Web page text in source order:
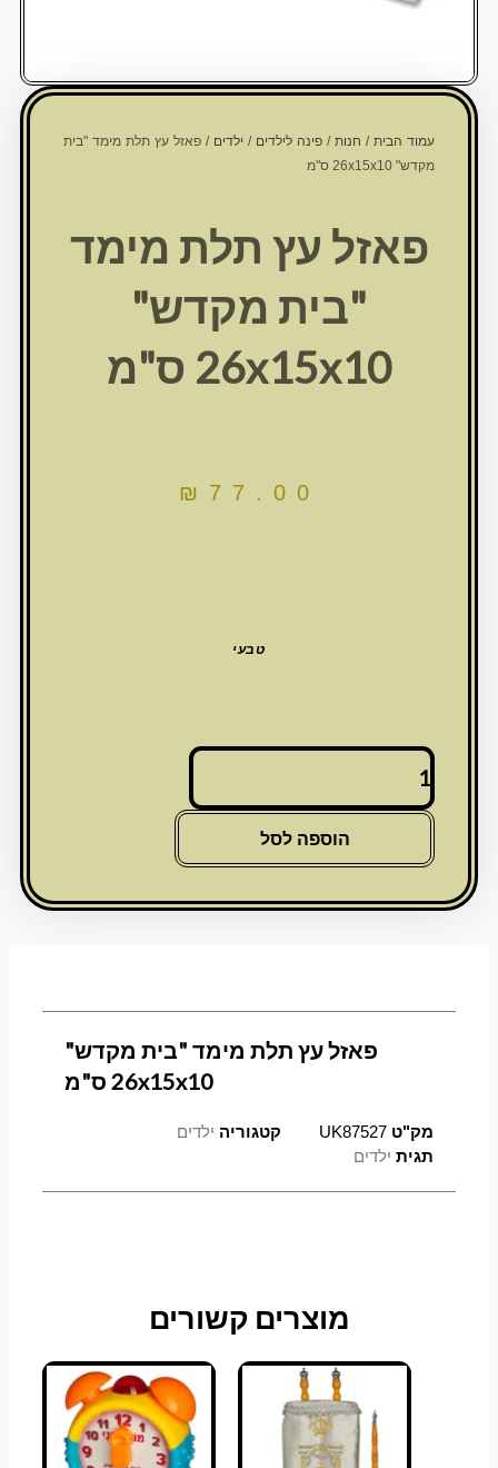
עמוד הבית/ חנות/פינה לילדים/ילדים/ פאזל עץ תלת מימד "בית
פאזל עץ תלת מימד
"בית מקדש"
26x15x10 ס"מ
₪ 77.00
מימד
"בית
הוספה לסל
פאזל עץ תלת מימד "בית מקדש"
26x15x10 ס"מ
מק"טUK87527 קטגוריה ילדים
ילדים
מוצרים קשורים